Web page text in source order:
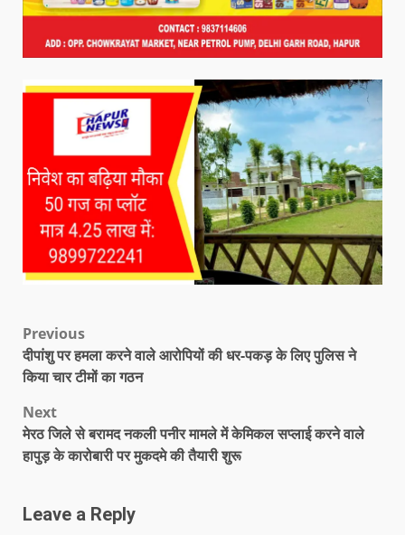
Previous
दीपांशु पर हमला करने वाले आरोपियों की धर-पकड़ के लिए पुलिस ने
किया चार टीमों का गठन
Next
मेरठ जिले से बरामद नकली पनीर मामले में केमिकल सप्लाई करने वाले
हापुड़ के कारोबारी पर मुकदमे की तैयारी शुरू
Leave a Reply